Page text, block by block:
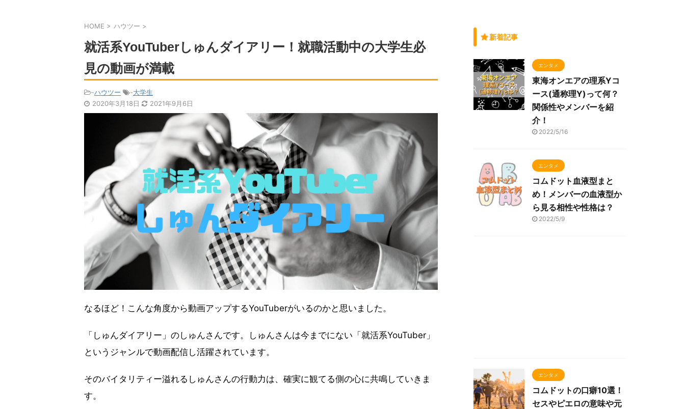
HOME > ハウツー >
就活系YouTuberしゅんダイアリー！就職活動中の大学生必
見の動画が満載
-ハウツー -大学生
2020年3月18日
2021年9月6日
なるほど！こんな角度から動画アップするYouTuberがいるのかと思いました。
「しゅんダイアリー」のしゅんさんです。しゅんさんは今までにない「就活系YouTuber」
というジャンルで動画配信し活躍されています。
そのバイタリティー溢れるしゅんさんの行動力は、確実に観てる側の心に共鳴していきま
す。
新着記事
エンタメ
東海オンエアの理系Yコ
ース(通称理Y)って何？
関係性やメンバーを紹
介！
2022/5/16
エンタメ
コムドット血液型まと
め！メンバーの血液型か
ら見る相性や性格は？
2022/5/9
エンタメ
コムドットの口癖10選！
セスやピエロの意味や元